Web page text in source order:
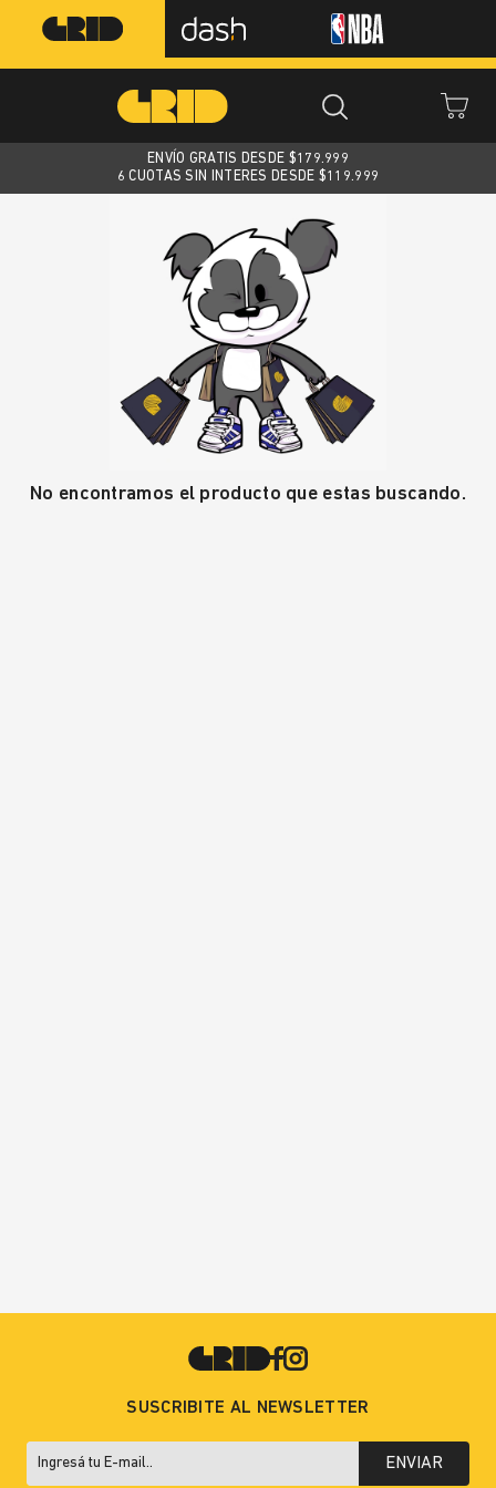
ENVÍO GRATIS DESDE $179.999
6 CUOTAS SIN INTERES DESDE $119.999
No encontramos el producto que estas buscando.
SUSCRIBITE AL NEWSLETTER
ENVIAR